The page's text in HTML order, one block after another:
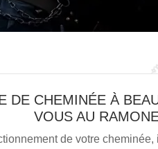
DE CHEMINÉE À
VOUS AU
de votre